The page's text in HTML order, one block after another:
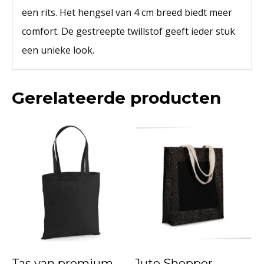
een rits. Het hengsel van 4 cm breed biedt meer
comfort. De gestreepte twillstof geeft ieder stuk
een unieke look.
Gerelateerde producten